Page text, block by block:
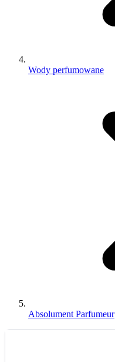
Wody perfumowane
Absolument Parfumeur